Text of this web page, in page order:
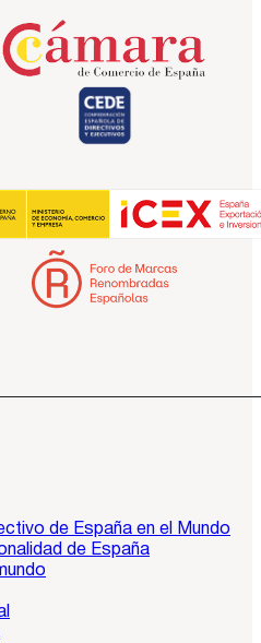
de España en el Mundo
de España